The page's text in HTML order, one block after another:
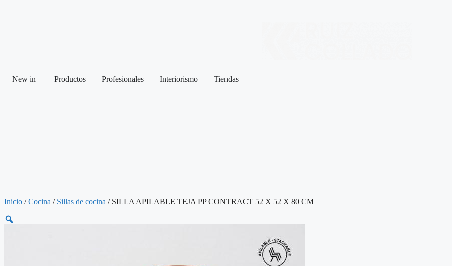
New in Productos Profesionales Interiorismo Tiendas
Inicio /Cocina / Sillas de cocina / SILLA APILABLE TEJA PP CONTRACT 52 X 52 X 80 CM